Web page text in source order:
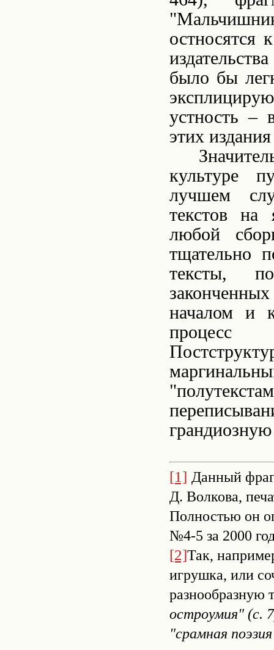
остносятся
было бы
устность –
этих
культуре
лучшем
текстов на
любой
тщательно
тексты,
началом и
процесс
[1] Данный
Д. Волкова,
Полностью он
№4-5 за 2000
[2]Так,
игрушка, или
разнообразную
остроумия" (с.
"срамная